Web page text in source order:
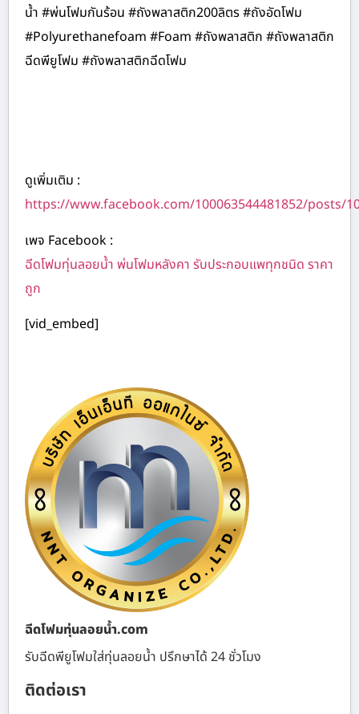
น้ำ #พ่นโฟมกันร้อน #ถังพลาสติก200ลิตร #ถังอัดโฟม
#Polyurethanefoam #Foam #ถังพลาสติก #ถังพลาสติก
ฉีดพียูโฟม #ถังพลาสติกฉีดโฟม
ดูเพิ่มเติม :
https://www.facebook.com/100063544481852/posts/
เพจ Facebook :
ฉีดโฟมทุ่นลอยน้ำ พ่นโฟมหลังคา รับประกอบแพทุกชนิด ราคา
ถูก
[vid_embed]
ฉีดโฟมทุ่นลอยน้ำ.com
รับฉีดพียูโฟมใส่ทุ่นลอยน้ำ ปรึกษาได้ 24 ชั่วโมง
ติดต่อเรา